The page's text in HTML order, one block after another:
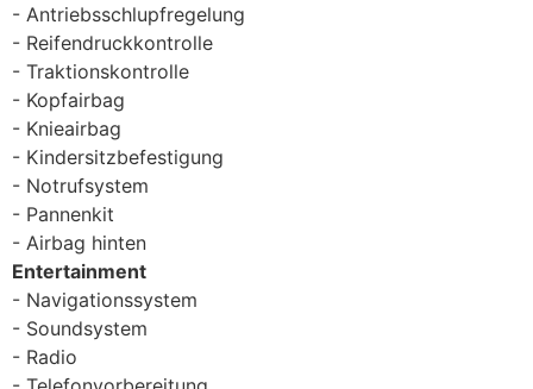
Antriebsschlupfregelung
Reifendruckkontrolle
Traktionskontrolle
Kopfairbag
Knieairbag
Kindersitzbefestigung
Notrufsystem
Pannenkit
Airbag hinten
Entertainment
Navigationssystem
Soundsystem
Radio